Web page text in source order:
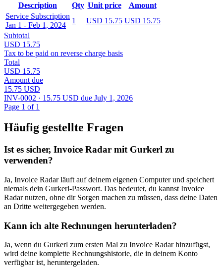
Description
Qty Unit price
Amount
Service Subscription
Jan 1 - Feb 1, 2024
1 USD 15.75 USD 15.75
Subtotal
USD 15.75
Tax to be paid on reverse charge basis
Total
USD 15.75
Amount due
15.75 USD
INV-0002 · 15.75 USD due July 1, 2026
Page 1 of 1
Häufig gestellte Fragen
Ist es sicher, Invoice Radar mit Gurkerl zu
verwenden?
Ja, Invoice Radar läuft auf deinem eigenen Computer und speichert
niemals dein Gurkerl-Passwort. Das bedeutet, du kannst Invoice
Radar nutzen, ohne dir Sorgen machen zu müssen, dass deine Daten
an Dritte weitergegeben werden.
Kann ich alte Rechnungen herunterladen?
Ja, wenn du Gurkerl zum ersten Mal zu Invoice Radar hinzufügst,
wird deine komplette Rechnungshistorie, die in deinem Konto
verfügbar ist, heruntergeladen.